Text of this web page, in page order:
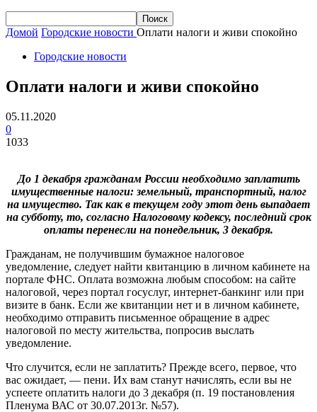
Домой Городские новости Оплати налоги и живи спокойно
Городские новости
Оплати налоги и живи спокойно
05.11.2020
0
1033
До 1 декабря гражданам России необходимо заплатить
имущественные налоги: земельный, транспортный, налог
на имущество. Так как в текущем году этот день выпадает
на субботу, то, согласно Налоговому кодексу, последний срок
оплаты перенесли на понедельник, 3 декабря.
Гражданам, не получившим бумажное налоговое
уведомление, следует найти квитанцию в личном кабинете на
портале ФНС. Оплата возможна любым способом: на сайте
налоговой, через портал госуслуг, интернет-банкинг или при
визите в банк. Если же квитанции нет и в личном кабинете,
необходимо отправить письменное обращение в адрес
налоговой по месту жительства, попросив выслать
уведомление.
Что случится, если не заплатить? Прежде всего, первое, что
вас ожидает, — пени. Их вам станут начислять, если вы не
успеете оплатить налоги до 3 декабря (п. 19 постановления
Пленума ВАС от 30.07.2013г. №57).